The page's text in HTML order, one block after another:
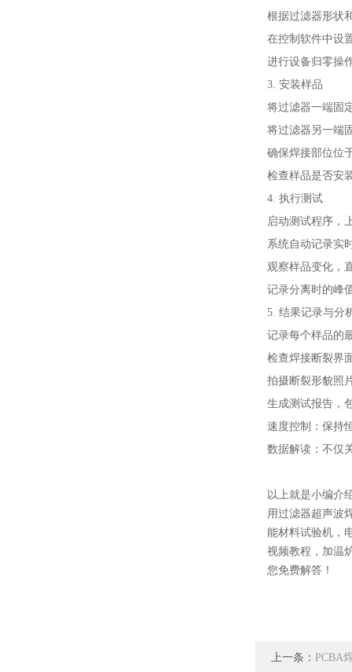
根据过滤器形状
在控制软件中设
进行设备归零操
3. 安装样品
将过滤器一端固
将过滤器另一端
确保焊接部位位
检查样品是否安
4. 执行测试
启动测试程序，
系统自动记录实
观察样品变化，
记录分离时的峰
5. 结果记录与分
记录每个样品的
检查焊接断裂界
拍摄断裂形貌照
生成测试报告，
速度控制：保持
数据解读：不仅
以上就是小编介
用过滤器超声波
能材料试验机，
视频教程，加温
您免费解答！
上一条： PCBA